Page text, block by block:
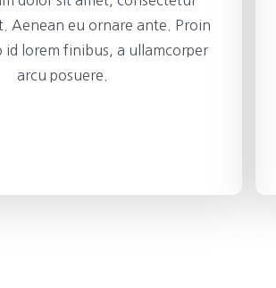
Aenean eu ornare ante. Proin
id lorem finibus, a ullamcorper
arcu posuere.